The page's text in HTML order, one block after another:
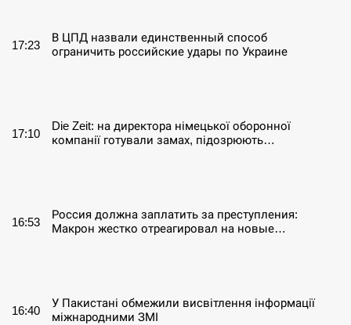
17:23
В ЦПД назвали единственный способ
ограничить российские удары по Украине
17:10
Die Zeit: на директора німецької оборонної
компанії готували замах, підозрюють…
16:53
Россия должна заплатить за преступления:
Макрон жестко отреагировал на новые…
16:40
У Пакистані обмежили висвітлення інформації
міжнародними ЗМІ